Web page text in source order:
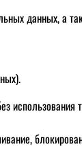
данных, а
использования